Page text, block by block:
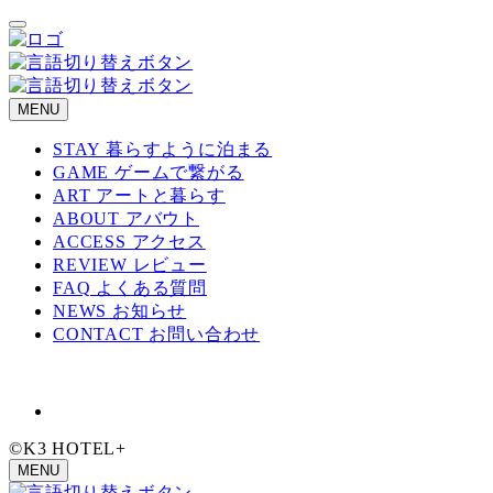
メ
イ
ン
コ
ンMENU
STAY 暮らすように泊まる
GAME ゲームで繋がる
ART アートと暮らす
ABOUT アバウト
ACCESS アクセス
REVIEW レビュー
FAQ よくある質問
NEWS お知らせ
CONTACT お問い合わせ
©K3 HOTEL+
MENU